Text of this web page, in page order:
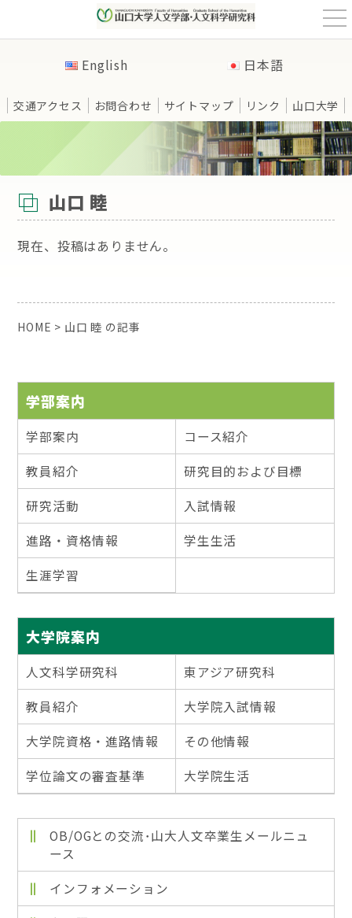
t
o
g
v
i
g
a
t
i
English 日本語
交通アクセス お問合わせ サイトマップ リンク 山口大学
>山口 睦 の記事
山口 睦
現在、投稿はありません。
HOME > 山口 睦 の記事
学部案内
学部案内
コース紹介
教員紹介
研究目的および目標
研究活動
入試情報
進路・資格情報
学生生活
生涯学習
大学院案内
人文科学研究科
東アジア研究科
教員紹介
大学院入試情報
大学院資格・進路情報
その他情報
学位論文の審査基準
大学院生活
OB/OGとの交流･山大人文卒業生メールニュ
ース
インフォメーション